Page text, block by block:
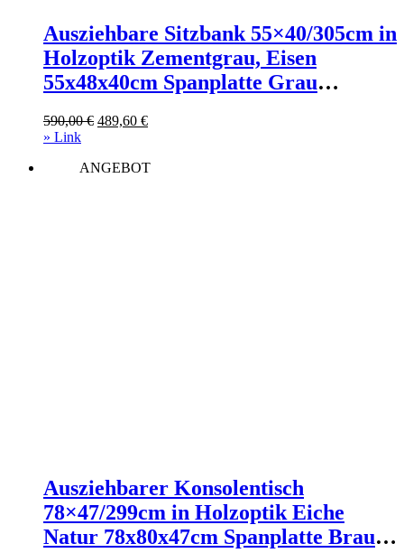
Ausziehbare Sitzbank 55×40/305cm in
Holzoptik Zementgrau, Eisen
55x48x40cm Spanplatte Grau
Sitzbank und Holzbank
590,00€ Ursprünglicher
590,00 €
489,60 €Aktueller
489,60 €.
» Link
ANGEBOT
Ausziehbarer Konsolentisch
78×47/299cm in Holzoptik Eiche
Natur 78x80x47cm Spanplatte Braun